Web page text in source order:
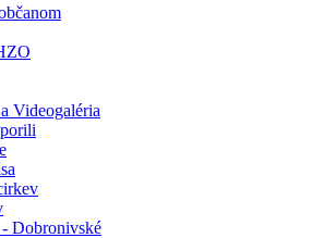
Videogaléria
Dobronivské